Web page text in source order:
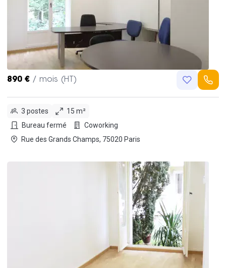
890 € / mois (HT)
3 postes
15 m²
Bureau fermé
Coworking
Rue des Grands Champs, 75020 Paris